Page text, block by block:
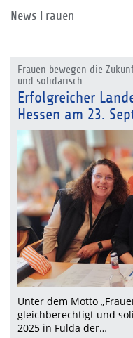
News Frauen
Frauen bewegen die
und solidarisch
Erfolgreicher
Hessen am 23.
Unter dem Motto
gleichberechtigt und
2025 in Fulda der…